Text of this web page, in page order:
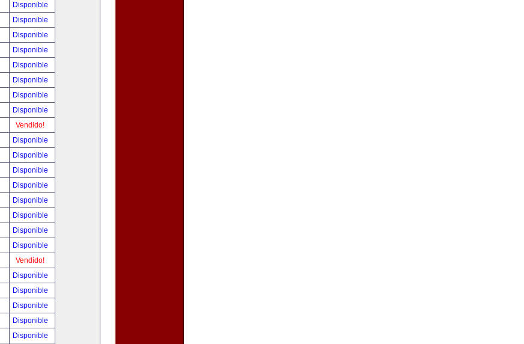
Disponible
Disponible
Disponible
Disponible
Disponible
Disponible
Disponible
Disponible
Vendido!
Disponible
Disponible
Disponible
Disponible
Disponible
Disponible
Disponible
Disponible
Vendido!
Disponible
Disponible
Disponible
Disponible
Disponible